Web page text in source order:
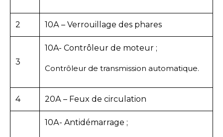
2 10А – Verrouillage des phares
3
10A- Contrôleur de moteur ;
Contrôleur de transmission automatique.
4 20А – Feux de circulation
10А- Antidémarrage ;